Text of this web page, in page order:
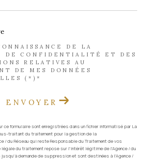
DE LA
DE CONFIDENTIALITÉ ET DES
RELATIVES AU
DE MES DONNÉES
(*)*
ENVOYER
ce formulaire sont enregistrées dans un fichier informatisé par La
traitant du traitement pour la gestion de la
/ du Réseau qui reste Responsable du Traitement de vos
légale du traitement repose sur l'intérêt légitime de l'Agence / du
jusqu'à demande de suppression et sont destinées à l'Agence /